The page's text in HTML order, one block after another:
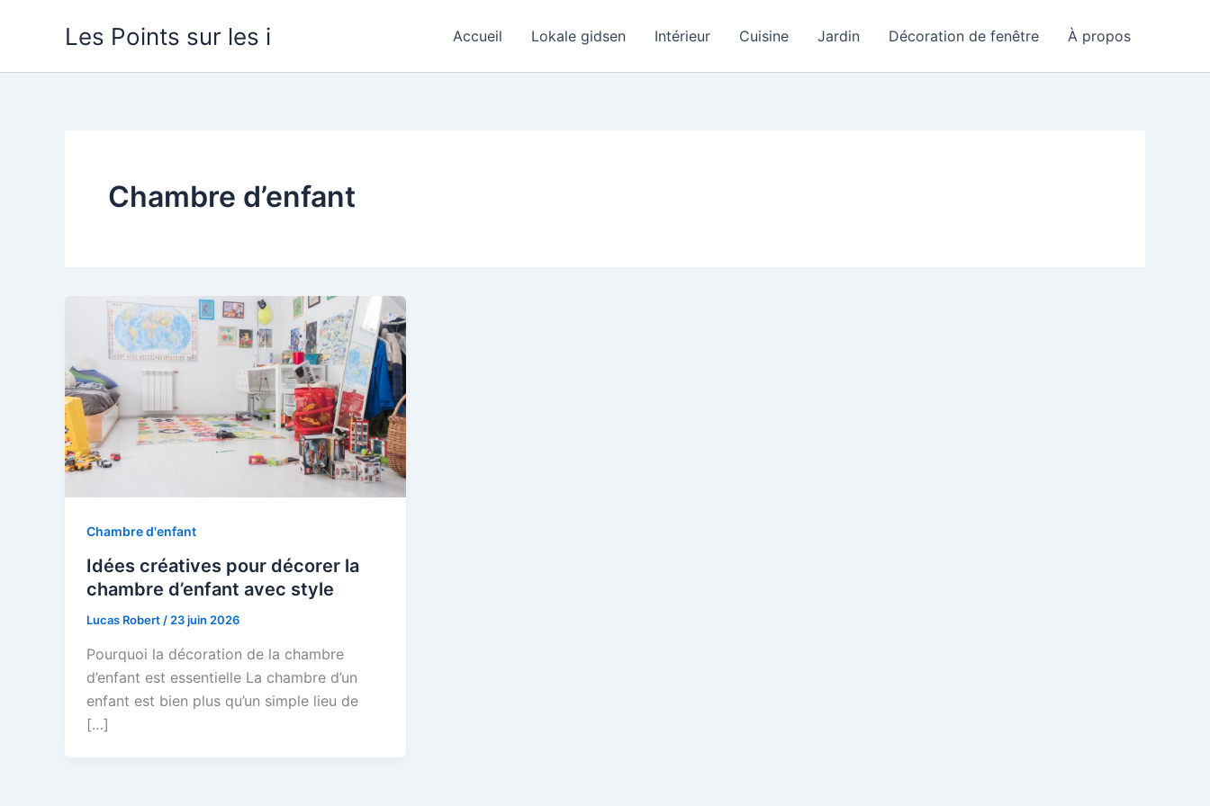
Les Points sur les i Accueil Lokale gidsen Intérieur Cuisine Jardin Décoration de fenêtre À propos
Chambre d’enfant
Chambre d'enfant
Idées créatives pour décorer la
chambre d’enfant avec style
Lucas Robert/23 juin 2026
Pourquoi la décoration de la chambre
d’enfant est essentielle La chambre d’un
enfant est bien plus qu’un simple lieu de
[…]